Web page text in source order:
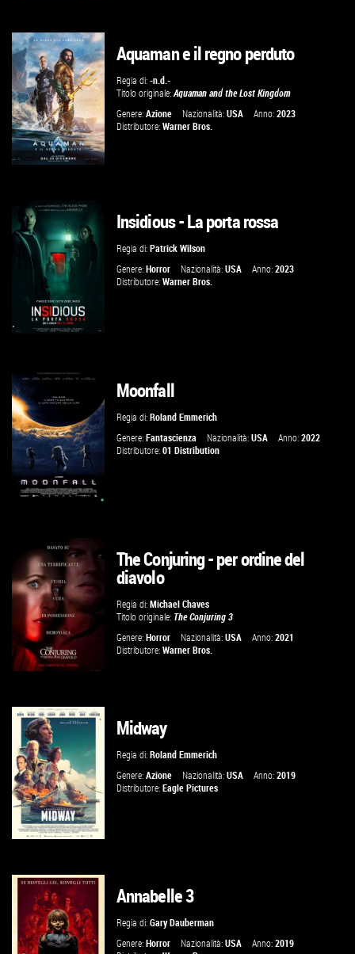
GUARDA IL TRAILER
VAI ALLA SCHEDA
GUARDA IL TRAILER
VAI ALLA SCHEDA
Aquaman e il regno perduto
Regia di:-n.d.-
Titolo originale:Aquaman and the Lost Kingdom
Genere:Azione Nazionalità:USA Anno:2023
Distributore:Warner Bros.
GUARDA IL TRAILER
VAI ALLA SCHEDA
Insidious - La porta rossa
Regia di:Patrick Wilson
Genere:Horror Nazionalità:USA Anno:2023
Distributore:Warner Bros.
GUARDA IL TRAILER
VAI ALLA SCHEDA
Moonfall
Regia di:Roland Emmerich
Genere:Fantascienza Nazionalità:USA Anno:2022
Distributore:01 Distribution
GUARDA IL TRAILER
VAI ALLA SCHEDA
The Conjuring - per ordine del
diavolo
Regia di:Michael Chaves
Titolo originale: The Conjuring 3
Genere:Horror Nazionalità:USA Anno:2021
Distributore:Warner Bros.
GUARDA IL TRAILER
VAI ALLA SCHEDA
Midway
Regia di:Roland Emmerich
Genere:Azione Nazionalità:USA Anno:2019
Distributore:Eagle Pictures
Annabelle 3
Regia di:Gary Dauberman
Genere:Horror Nazionalità:USA Anno:2019